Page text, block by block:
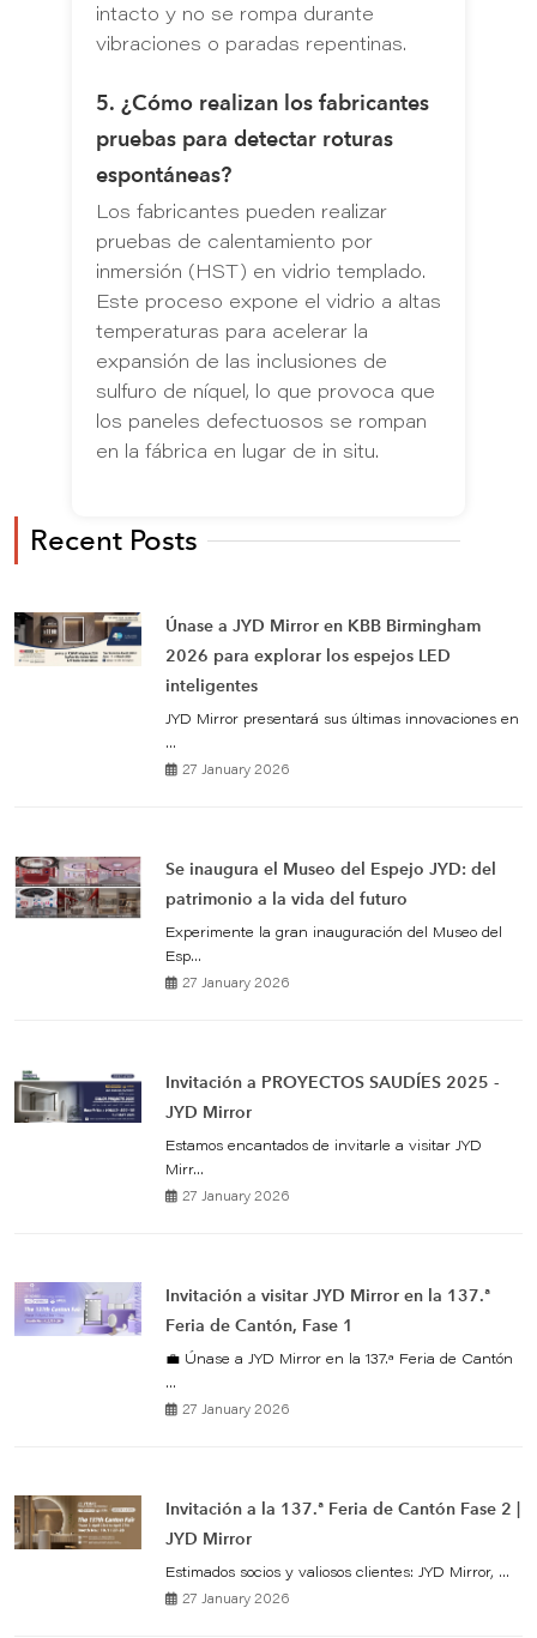
intacto y no se rompa durante
vibraciones o paradas repentinas.
5. ¿Cómo realizan los fabricantes
pruebas para detectar roturas
espontáneas?
Los fabricantes pueden realizar
pruebas de calentamiento por
inmersión (HST) en vidrio templado.
Este proceso expone el vidrio a altas
temperaturas para acelerar la
expansión de las inclusiones de
sulfuro de níquel, lo que provoca que
los paneles defectuosos se rompan
en la fábrica en lugar de in situ.
Recent Posts
Únase a JYD Mirror en KBB Birmingham
2026 para explorar los espejos LED
inteligentes
JYD Mirror presentará sus últimas innovaciones en
...
27 January 2026
Se inaugura el Museo del Espejo JYD: del
patrimonio a la vida del futuro
Experimente la gran inauguración del Museo del
Esp...
27 January 2026
Invitación a PROYECTOS SAUDÍES 2025 -
JYD Mirror
Estamos encantados de invitarle a visitar JYD
Mirr...
27 January 2026
Invitación a visitar JYD Mirror en la 137.ª
Feria de Cantón, Fase 1
💼 Únase a JYD Mirror en la 137.ª Feria de Cantón
...
27 January 2026
Invitación a la 137.ª Feria de Cantón Fase 2 |
JYD Mirror
Estimados socios y valiosos clientes: JYD Mirror, ...
27 January 2026